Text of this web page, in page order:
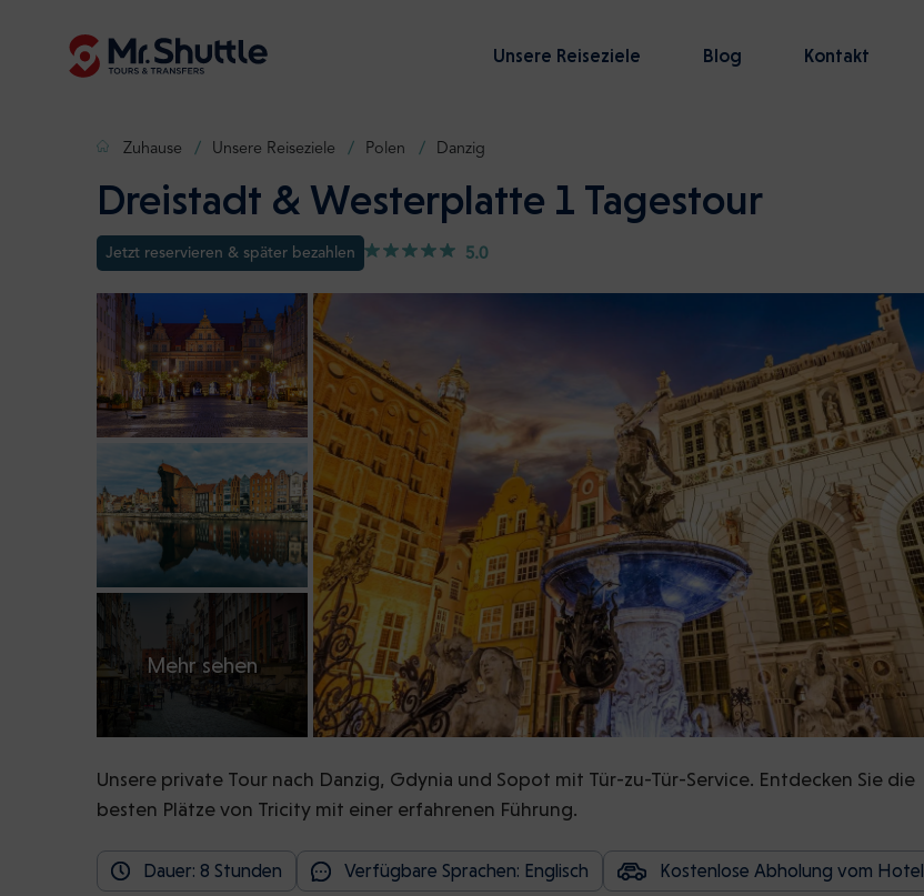
Unsere Reiseziele Blog Kontakt
Zuhause Unsere Reiseziele Polen Danzig
Dreistadt & Westerplatte 1 Tagestour
Jetzt reservieren & später bezahlen 5.0
Mehr sehen
Unsere private Tour nach Danzig, Gdynia und Sopot mit Tür-zu-Tür-Service. Entdecken Sie die
besten Plätze von Tricity mit einer erfahrenen Führung.
Dauer: 8 Stunden Verfügbare Sprachen: Englisch Kostenlose Abholung vom Hotel